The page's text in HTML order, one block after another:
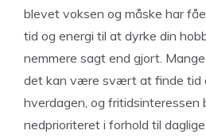
blevet voksen og måske har
tid og energi til at dyrke din
nemmere sagt end gjort.
det kan være svært at finde tid
hverdagen, og fritidsinteressen
nedprioriteret i forhold til